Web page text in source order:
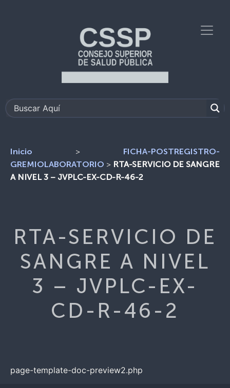
Inicio >
FICHA-POSTREGISTRO-
GREMIOLABORATORIO > RTA-SERVICIO DE SANGRE
A NIVEL 3 – JVPLC-EX-CD-R-46-2
RTA-SERVICIO DE
SANGRE A NIVEL
3 – JVPLC-EX-
CD-R-46-2
page-template-doc-preview2.php